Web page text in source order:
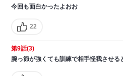
今回も面白かったよおお
22
第9話(3)
腕っ節が強くても訓練で相手怪我させる